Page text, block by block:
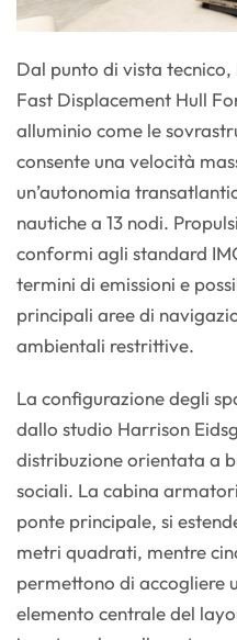
Dal punto di vista tecnico,
Fast Displacement Hull
alluminio come le
consente una velocità
un’autonomia
nautiche a 13 nodi.
conformi agli standard
termini di emissioni e
principali aree di
ambientali restrittive.
La configurazione degli
dallo studio Harrison
distribuzione orientata a
sociali. La cabina
ponte principale, si
metri quadrati, mentre
permettono di accogliere
elemento centrale del